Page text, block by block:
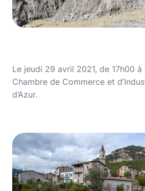
Le jeudi 29 avril 2021, de 17h00 à
Chambre de Commerce et
d’Azur.